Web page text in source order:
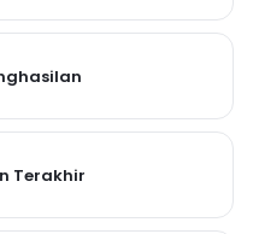
Terakhir